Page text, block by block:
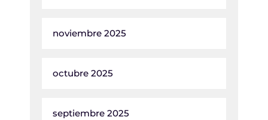
noviembre 2025
octubre 2025
septiembre 2025